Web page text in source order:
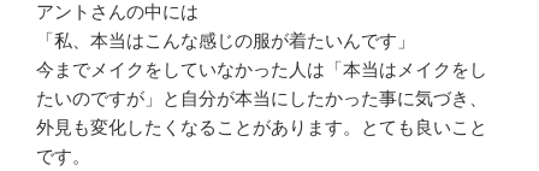
アントさんの中には
「私、本当はこんな感じの服が着たいんです」
今までメイクをしていなかった人は「本当はメイクをし
たいのですが」と自分が本当にしたかった事に気づき、
外見も変化したくなることがあります。とても良いこと
です。